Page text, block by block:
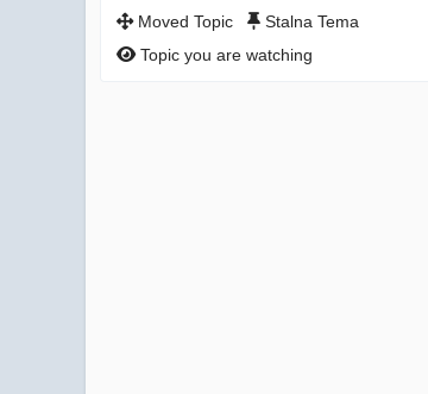
Moved Topic
Stalna Tema
Topic you are watching